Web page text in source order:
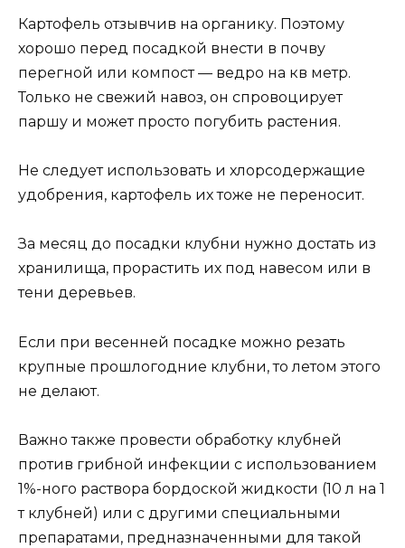
Картофель отзывчив на органику. Поэтому
хорошо перед посадкой внести в почву
перегной или компост — ведро на кв метр.
Только не свежий навоз, он спровоцирует
паршу и может просто погубить растения.
Не следует использовать и хлорсодержащие
удобрения, картофель их тоже не переносит.
За месяц до посадки клубни нужно достать из
хранилища, прорастить их под навесом или в
тени деревьев.
Если при весенней посадке можно резать
крупные прошлогодние клубни, то летом этого
не делают.
Важно также провести обработку клубней
против грибной инфекции с использованием
1%-ного раствора бордоской жидкости (10 л на 1
т клубней) или с другими специальными
препаратами, предназначенными для такой